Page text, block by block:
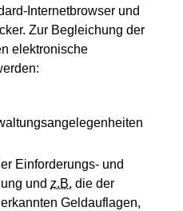
Internetbrowser und
Zur Begleichung der
elektronische
Einforderungs- und
und z.B. die der
Geldauflagen,